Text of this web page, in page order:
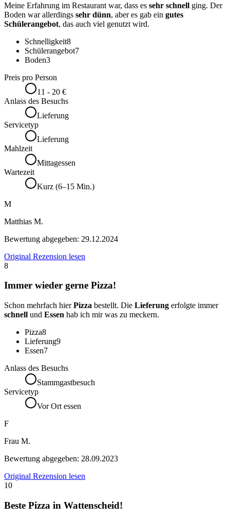
Meine Erfahrung im Restaurant war, dass es sehr schnell ging. Der
Boden war allerdings sehr dünn, aber es gab ein gutes
Schülerangebot, das auch viel genutzt wird.
Schnelligkeit8
Schülerangebot7
Boden3
Preis pro Person
11 - 20 €
Anlass des Besuchs
Lieferung
Servicetyp
Lieferung
Mahlzeit
Mittagessen
Wartezeit
Kurz (6–15 Min.)
M
Matthias M.
Bewertung abgegeben: 29.12.2024
Original Rezension lesen
8
Immer wieder gerne Pizza!
Schon mehrfach hierPizza bestellt. Die Lieferung erfolgte immer
schnell und Essen hab ich mir was zu meckern.
Pizza8
Lieferung9
Essen7
Anlass des Besuchs
Stammgastbesuch
Servicetyp
Vor Ort essen
F
Frau M.
Bewertung abgegeben: 28.09.2023
Original Rezension lesen
10
Beste Pizza in Wattenscheid!